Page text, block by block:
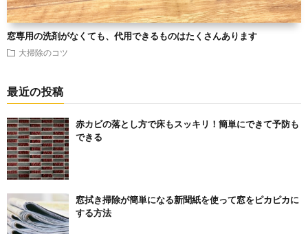
窓専用の洗剤がなくても、代用できるものはたくさんあります
大掃除のコツ
最近の投稿
赤カビの落とし方で床もスッキリ！簡単にできて予防も
できる
窓拭き掃除が簡単になる新聞紙を使って窓をピカピカに
する方法